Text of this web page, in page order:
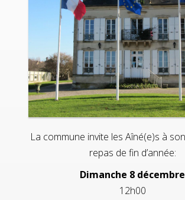
La commune invite les Aîné(e)s à
repas de fin d’année:
Dimanche 8 décembre
12h00